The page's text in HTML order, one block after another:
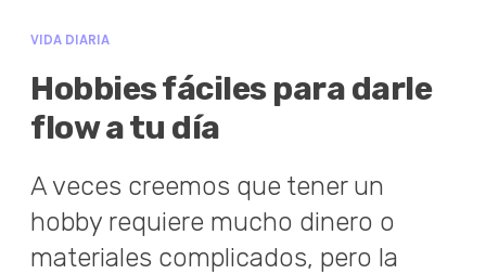
VIDA DIARIA
Hobbies fáciles para darle
flow a tu día
A veces creemos que tener un
hobby requiere mucho dinero o
materiales complicados, pero la